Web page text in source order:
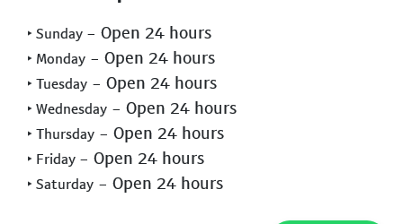
‣ Sunday - Open 24 hours
‣ Monday - Open 24 hours
‣ Tuesday - Open 24 hours
‣ Wednesday - Open 24 hours
‣ Thursday - Open 24 hours
‣ Friday - Open 24 hours
‣ Saturday - Open 24 hours